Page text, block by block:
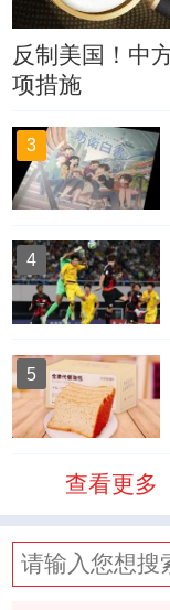
反制美国！中
项措施
3
4
5
查看更多